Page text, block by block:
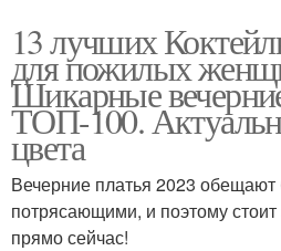
13 лучших
для пожилых
Шикарные
ТОП-100.
цвета
Вечерние платья 2023 обещают
потрясающими, и поэтому
прямо сейчас!